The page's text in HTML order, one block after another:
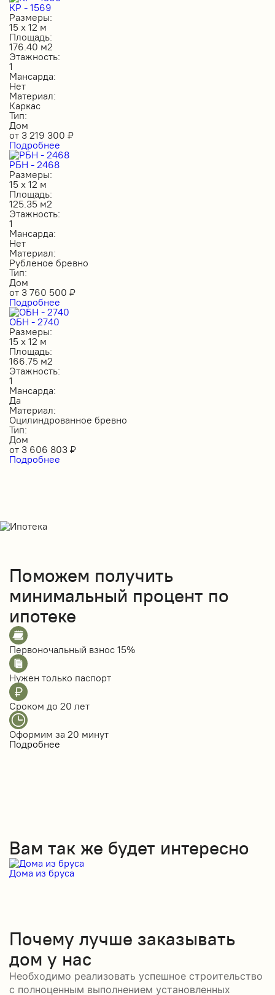
КР - 1569
Размеры:
15 х 12 м
Площадь:
176.40 м2
Этажность:
1
Мансарда:
Нет
Материал:
Каркас
Тип:
Дом
от 3 219 300 ₽
Подробнее
РБН - 2468
Размеры:
15 х 12 м
Площадь:
125.35 м2
Этажность:
1
Мансарда:
Нет
Материал:
Рубленое бревно
Тип:
Дом
от 3 760 500 ₽
Подробнее
ОБН - 2740
Размеры:
15 х 12 м
Площадь:
166.75 м2
Этажность:
1
Мансарда:
Да
Материал:
Оцилиндрованное бревно
Тип:
Дом
от 3 606 803 ₽
Подробнее
Поможем получить
минимальный процент по
ипотеке
Первоночальный взнос 15%
Нужен только паспорт
Сроком до 20 лет
Оформим за 20 минут
Подробнее
Вам так же будет интересно
Дома из бруса
Почему лучше заказывать
дом у нас
Необходимо реализовать успешное строительство
с полноценным выполнением установленных